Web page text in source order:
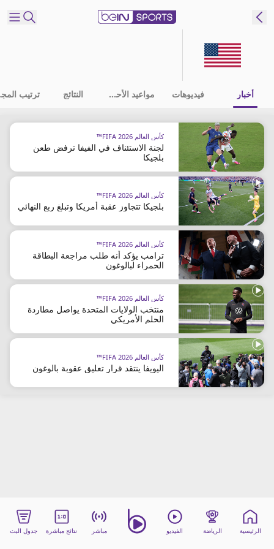
اللغة EN ع
إدارة
التنبيهات
انضم
إلى
قائمة
النشرة
الإخبارية
اتصل بنا
beIN CONNECT
beIN MEDIA GROUP
ترددات beIN SPORTS
الأسئلة الأكثر شيوعاً
دليل التلفاز
احصل على beIN
معلومات عن هذا الموقع
أخبار فيديوهات مواعيد الأحداث النتائج
كأس العالم FIFA 2026™
لجنة الاستئناف في الفيفا ترفض طعن
بلجيكا
كأس العالم FIFA 2026™
بلجيكا تتجاوز عقبة أمريكا وتبلغ ربع النهائي
كأس العالم FIFA 2026™
ترامب يؤكد أنه طلب مراجعة البطاقة
الحمراء لبالوغون
كأس العالم FIFA 2026™
منتخب الولايات المتحدة يواصل مطاردة
الحلم الأمريكي
كأس العالم FIFA 2026™
اليويفا ينتقد قرار تعليق عقوبة بالوغون
الرئيسية الرياضة الفيديو مباشر نتائج مباشرة جدول البث